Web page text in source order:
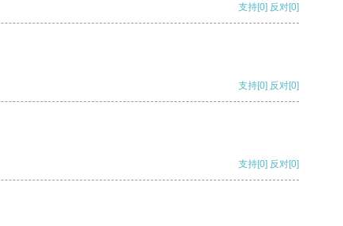
支持[0] 反对[0]
支持[0] 反对[0]
支持[0] 反对[0]